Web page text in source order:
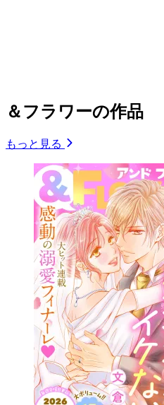
＆フラワーの作品
もっと見る